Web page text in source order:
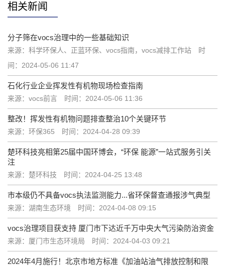
相关新闻
分子筛在vocs治理中的一些基础知识
来源：科学环保人、正蓝环保、vocs指南，vocs减排工作站
时
间：2024-05-06 11:47
石化行业企业挥发性有机物现场检查指南
来源：vocs前言 时间：2024-05-06 11:36
整改！挥发性有机物问题排查整治10个关键环节
来源：环保365 时间：2024-04-28 09:39
楚环科技亮相第25届中国环博会，“环保 能源”一站式服务引关
注
来源：楚环科技 时间：2024-04-25 13:48
市本级仍不具备vocs执法监测能力...省环保督查通报涉气典型
来源：湖南生态环境 时间：2024-04-08 09:15
vocs治理项目获支持 厦门市下达近千万中央大气污染防治资金
来源：厦门市生态环境局 时间：2024-04-03 09:21
2024年4月施行！北京市地方标准《加油站油气排放控制和限